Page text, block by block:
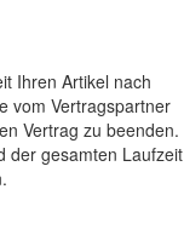
Ihren Artikel nach
vom Vertragspartner
Vertrag zu beenden.
der gesamten Laufzeit